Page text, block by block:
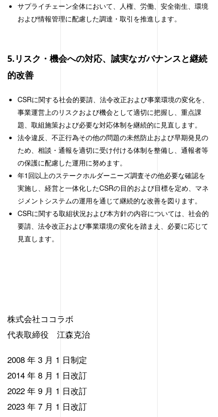
サプライチェーン全体において、人権、労働、安全衛生、環境
および情報管理に配慮した調達・取引を推進します。
5.リスク・機会への対応、誠実なガバナンスと継続
的改善
CSRに関する社会的要請、法令改正および事業環境の変化を、
事業運営上のリスクおよび機会として適切に把握し、重点課
題、取組施策および必要な対応体制を継続的に見直します。
法令違反、不正行為その他の問題の未然防止および早期発見の
ため、相談・通報を適切に受け付ける体制を整備し、通報者等
の保護に配慮した運用に努めます。
年1 回以上のステークホルダーニーズ調査その他必要な確認を
実施し、経営と一体化したCSRの目的および目標を定め、マネ
ジメントシステムの運用を通じて継続的な改善を図ります。
CSRに関する取組状況および本方針の内容については、社会的
要請、法令改正および事業環境の変化を踏まえ、必要に応じて
見直します。
株式会社ココラボ
代表取締役 江森克治
2008 年 3 月 1 日制定
2014 年 8 月 1 日改訂
2022 年 9 月 1 日改訂
2023 年 7 月 1 日改訂